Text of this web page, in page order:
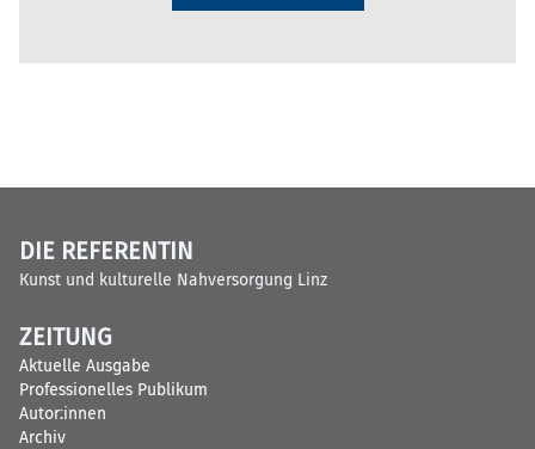
DIE REFERENTIN
Kunst und kulturelle Nahversorgung Linz
ZEITUNG
Aktuelle Ausgabe
Professionelles Publikum
Autor:innen
Archiv